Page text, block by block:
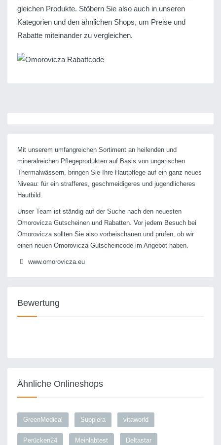
gleichen Produkte. Stöbern Sie also auch in unseren
Kategorien und den ähnlichen Shops, um Preise und
Rabatte miteinander zu vergleichen.
Mit unserem umfangreichen Sortiment an heilenden und
mineralreichen Pflegeprodukten auf Basis von ungarischen
Thermalwässern, bringen Sie Ihre Hautpflege auf ein ganz neues
Niveau: für ein strafferes, geschmeidigeres und jugendlicheres
Hautbild.
Unser Team ist ständig auf der Suche nach den neuesten
Omorovicza Gutscheinen und Rabatten. Vor jedem Besuch bei
Omorovicza sollten Sie also vorbeischauen und prüfen, ob wir
einen neuen Omorovicza Gutscheincode im Angebot haben.
www.omorovicza.eu
Bewertung
Ähnliche Onlineshops
GreenMedical Supplera vitaworld
Perücken24 Meinlabtest Deltastar